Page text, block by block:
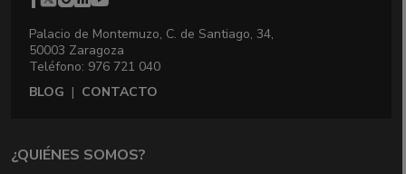
Palacio de Montemuzo, C. de Santiago, 34,
50003 Zaragoza
Teléfono: 976 721 040
BLOG | CONTACTO
¿QUIÉNES SOMOS?